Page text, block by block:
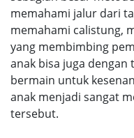
memahami jalur dari
memahami calistung,
yang membimbing
anak bisa juga dengan
bermain untuk
anak menjadi sangat
tersebut.